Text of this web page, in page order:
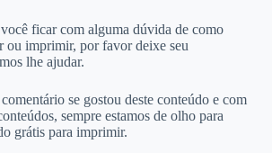
ficar com alguma dúvida de como
ou imprimir, por favor deixe seu
lhe ajudar.
se gostou deste conteúdo e com
sempre estamos de olho para
grátis para imprimir.